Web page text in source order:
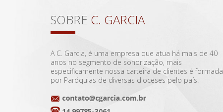
SOBRE C. GARCIA
A C. Garcia, é uma empresa que atua há mais de 40
anos no segmento de sonorização, mais
especificamente nossa carteira de clientes é formada
por Paróquias de diversas dioceses pelo país.